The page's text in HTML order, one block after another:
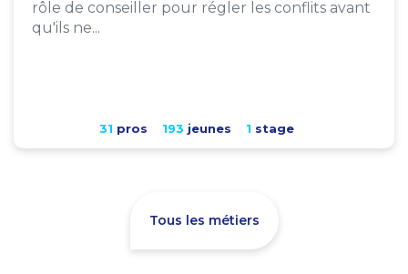
rôle de conseiller pour régler les conflits avant
qu'ils ne...
31 pros 193 jeunes 1 stage
Tous les métiers